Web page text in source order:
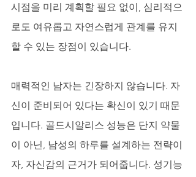
시점을 미리 계획할 필요 없이, 심리적으
로도 여유롭고 자연스럽게 관계를 유지
할 수 있는 장점이 있습니다.
매력적인 남자는 긴장하지 않습니다. 자
신이 준비되어 있다는 확신이 있기 때문
입니다. 골드시알리스 성능은 단지 약물
이 아닌, 남성의 하루를 설계하는 전략이
자, 자신감의 근거가 되어줍니다. 성기능